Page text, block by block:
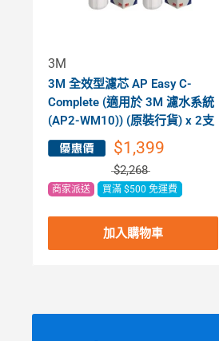
3M
3M 全效型濾芯 AP Easy C-
Complete (適用於 3M 濾水系統
(AP2-WM10)) (原裝行貨) x 2支
$1,399
$2,268
商家派送 買滿 $500 免運費
加入購物車